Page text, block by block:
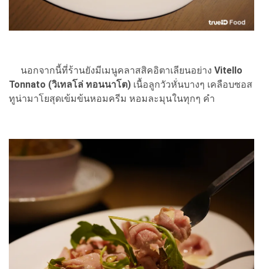
นอกจากนี้ที่ร้านยังมีเมนูคลาสสิคอิตาเลียนอย่าง Vitello
Tonnato (วิเทลโล่ ทอนนาโต) เนื้อลูกวัวหั่นบางๆ เคลือบซอส
ทูน่ามาโยสุดเข้มข้นหอมครีม หอมละมุนในทุกๆ คำ